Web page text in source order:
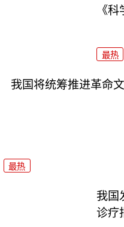
《
最热
我国将统筹推进革命
最热
我国
诊疗